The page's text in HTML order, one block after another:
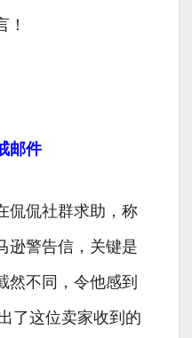
！
邮件
侃侃社群求助，称
逊警告信，关键是
然不同，令他感到
了这位卖家收到的